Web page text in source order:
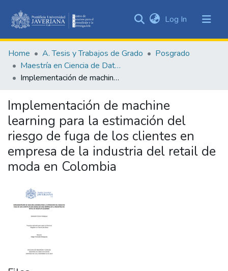
&
Collections
Statistics
Log In (current)
Home A. Tesis y Trabajos de Grado
Posgrado
Maestría en Ciencia de Datos
Implementación de machine learning para la estimación del riesgo de fuga de los clientes en empresa de la industria del retail de moda en Colombia
Implementación de machine
learning para la estimación del
riesgo de fuga de los clientes en
empresa de la industria del retail de
moda en Colombia